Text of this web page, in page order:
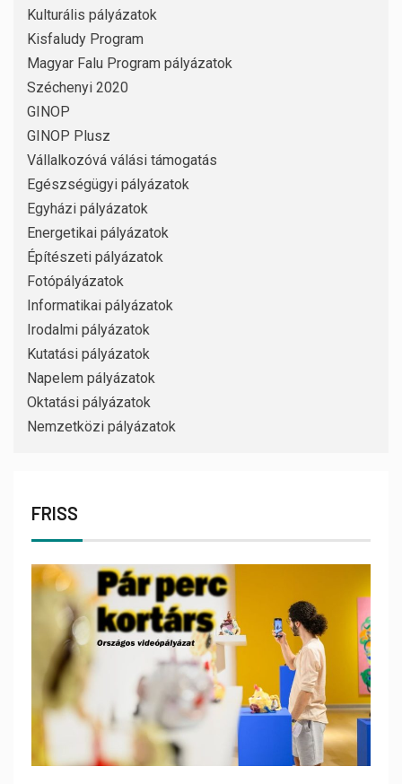
Kulturális pályázatok
Kisfaludy Program
Magyar Falu Program pályázatok
Széchenyi 2020
GINOP
GINOP Plusz
Vállalkozóvá válási támogatás
Egészségügyi pályázatok
Egyházi pályázatok
Energetikai pályázatok
Építészeti pályázatok
Fotópályázatok
Informatikai pályázatok
Irodalmi pályázatok
Kutatási pályázatok
Napelem pályázatok
Oktatási pályázatok
Nemzetközi pályázatok
FRISS